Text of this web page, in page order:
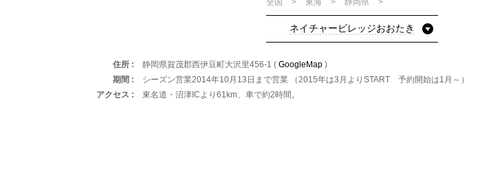
全国 東海 静岡県
ネイチャービレッジおおたき
住所 静岡県賀茂郡西伊豆町大沢里456-1 ( GoogleMap )
期間
シーズン営業2014年10月13日まで営業 （2015年は3月よりSTART 予約開始は1月～）
アクセス
東名道・沼津ICより61km、車で約2時間。